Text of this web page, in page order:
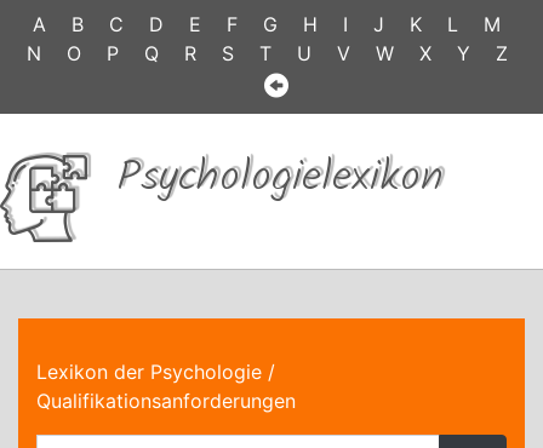
A B C D E F G H I J K L
M
N
O P Q R S T U V W X Y Z
Psychologielexikon
Lexikon der Psychologie /
Qualifikationsanforderungen